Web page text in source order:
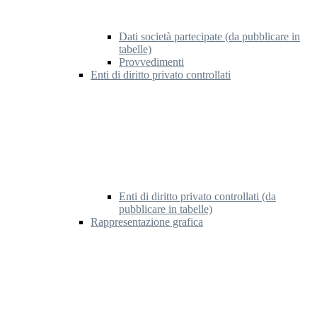
Dati società partecipate (da pubblicare in
tabelle)
Provvedimenti
Enti di diritto privato controllati
Enti di diritto privato controllati (da
pubblicare in tabelle)
Rappresentazione grafica